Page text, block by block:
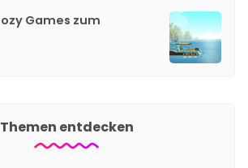
Games zum
Themen entdecken